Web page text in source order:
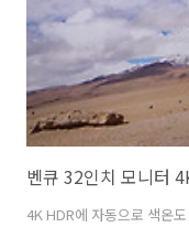
벤큐 32인치 모니터
4K HDR에 자동으로 색온